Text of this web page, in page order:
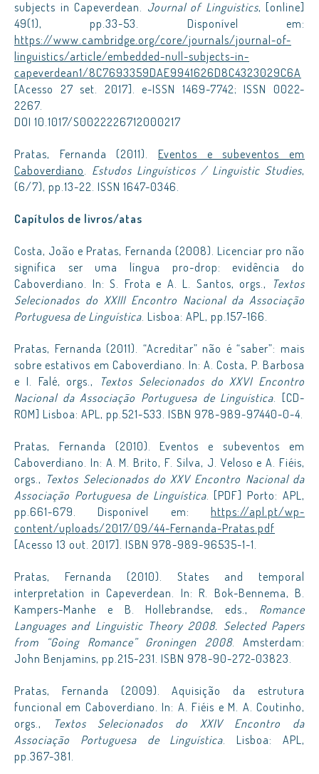
subjects in Capeverdean. Journal of Linguistics, [online]
49(1), pp.33-53. Disponível em:
https://www.cambridge.org/core/journals/journal-of-
linguistics/article/embedded-null-subjects-in-
capeverdean1/8C7693359DAE9941626D8C4323029C6A
[Acesso 27 set. 2017]. e-ISSN 1469-7742; ISSN 0022-
2267.
DOI 10.1017/S0022226712000217
Pratas, Fernanda (2011). Eventos e subeventos em
Caboverdiano. Estudos Linguísticos / Linguistic Studies,
(6/7), pp.13-22. ISSN 1647-0346.
Capítulos de livros/atas
Costa, João e Pratas, Fernanda (2008). Licenciar pro não
significa ser uma língua pro-drop: evidência do
Caboverdiano. In: S. Frota e A. L. Santos, orgs.,
Textos
Selecionados do XXIII Encontro Nacional da Associação
Portuguesa de Linguística. Lisboa: APL, pp.157-166.
Pratas, Fernanda (2011). “Acreditar” não é “saber”: mais
sobre estativos em Caboverdiano. In: A. Costa, P. Barbosa
e I. Falé, orgs.,
Textos Selecionados do XXVI Encontro
Nacional da Associação Portuguesa de Linguística. [CD-
ROM] Lisboa: APL, pp.521-533. ISBN 978-989-97440-0-4.
Pratas, Fernanda (2010). Eventos e subeventos em
Caboverdiano. In: A. M. Brito, F. Silva, J. Veloso e A. Fiéis,
orgs., Textos Selecionados do XXV Encontro Nacional da
Associação Portuguesa de Linguística. [PDF] Porto: APL,
pp.661-679. Disponível em: https://apl.pt/wp-
content/uploads/2017/09/44-Fernanda-Pratas.pdf
[Acesso 13 out. 2017]. ISBN 978-989-96535-1-1.
Pratas, Fernanda (2010). States and temporal
interpretation in Capeverdean. In: R. Bok-Bennema, B.
Kampers-Manhe e B. Hollebrandse, eds., Romance
Languages and Linguistic Theory 2008. Selected Papers
from “Going Romance” Groningen 2008. Amsterdam:
John Benjamins, pp.215-231. ISBN 978-90-272-03823.
Pratas, Fernanda (2009). Aquisição da estrutura
funcional em Caboverdiano. In: A. Fiéis e M. A. Coutinho,
orgs.,
Textos Selecionados do XXIV Encontro da
Associação Portuguesa de Linguística. Lisboa: APL,
pp.367-381.